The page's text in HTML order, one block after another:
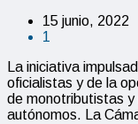
15 junio, 2022
1
La iniciativa
oficialistas y de la
de monotributistas
autónomos. La